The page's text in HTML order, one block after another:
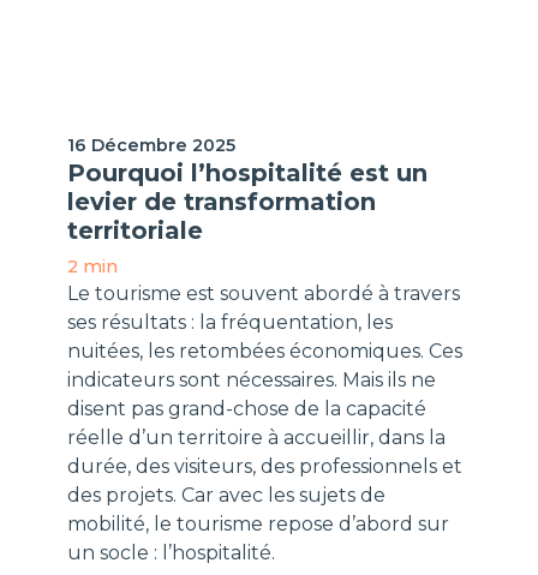
16 Décembre 2025
Pourquoi l’hospitalité est un
levier de transformation
territoriale
2 min
Le tourisme est souvent abordé à travers
ses résultats : la fréquentation, les
nuitées, les retombées économiques. Ces
indicateurs sont nécessaires. Mais ils ne
disent pas grand-chose de la capacité
réelle d’un territoire à accueillir, dans la
durée, des visiteurs, des professionnels et
des projets. Car avec les sujets de
mobilité, le tourisme repose d’abord sur
un socle : l’hospitalité.